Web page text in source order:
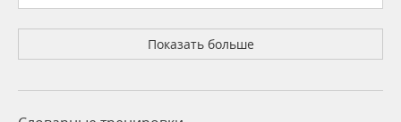
Показать больше